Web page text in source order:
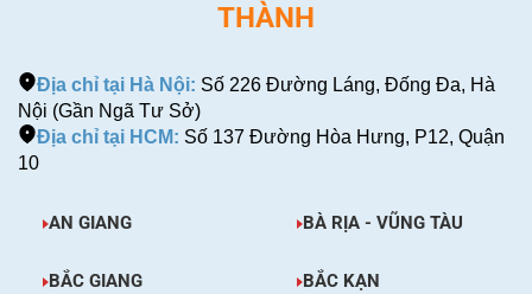
THÀNH
Địa chỉ tại Hà Nội: Số 226 Đường Láng, Đống Đa, Hà
Nội (Gần Ngã Tư Sở)
Địa chỉ tại HCM: Số 137 Đường Hòa Hưng, P12, Quận
10
AN GIANG BÀ RỊA - VŨNG TÀU
BẮC GIANG BẮC KẠN